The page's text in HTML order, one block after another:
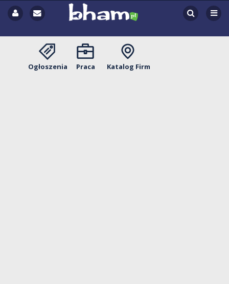
Ogłoszenia Praca Katalog Firm